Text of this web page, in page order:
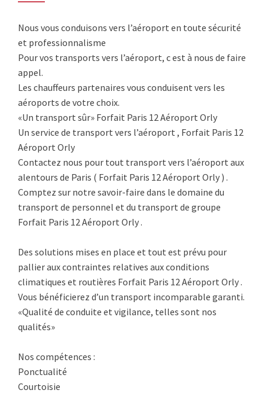
Nous vous conduisons vers l’aéroport en toute sécurité
et professionnalisme
Pour vos transports vers l’aéroport, c est à nous de faire
appel.
Les chauffeurs partenaires vous conduisent vers les
aéroports de votre choix.
«Un transport sûr» Forfait Paris 12 Aéroport Orly
Un service de transport vers l’aéroport , Forfait Paris 12
Aéroport Orly
Contactez nous pour tout transport vers l’aéroport aux
alentours de Paris ( Forfait Paris 12 Aéroport Orly ) .
Comptez sur notre savoir-faire dans le domaine du
transport de personnel et du transport de groupe
Forfait Paris 12 Aéroport Orly .
Des solutions mises en place et tout est prévu pour
pallier aux contraintes relatives aux conditions
climatiques et routières Forfait Paris 12 Aéroport Orly .
Vous bénéficierez d’un transport incomparable garanti.
«Qualité de conduite et vigilance, telles sont nos
qualités»
Nos compétences :
Ponctualité
Courtoisie